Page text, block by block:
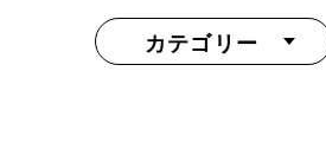
カテゴリー